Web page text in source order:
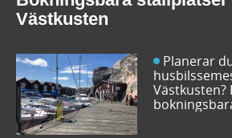
Västkusten
Västkusten?